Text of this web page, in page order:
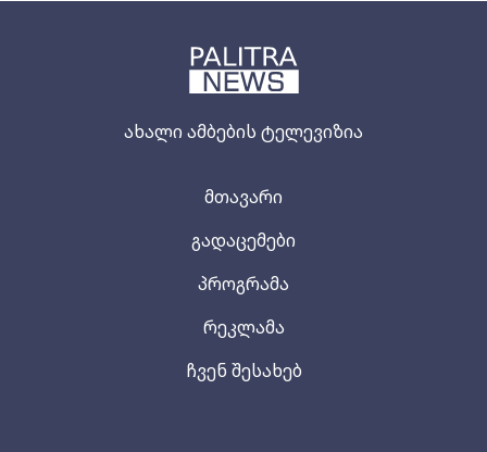
ახალი ამბების ტელევიზია
მთავარი
გადაცემები
პროგრამა
რეკლამა
ჩვენ შესახებ